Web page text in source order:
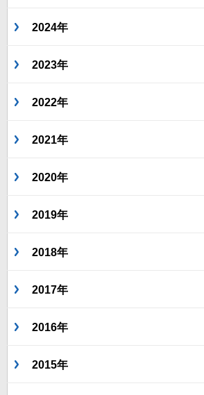
2024年
2023年
2022年
2021年
2020年
2019年
2018年
2017年
2016年
2015年